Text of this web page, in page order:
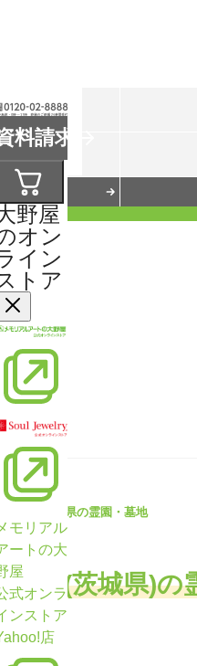
料請求
野屋
オン
イン
トア
モリアル
ートの大
屋
式オンラ
ンストア
店
茨城県の霊園・墓地
万円(茨城県)の